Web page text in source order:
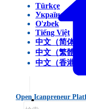
Türkçe
Українська
O'zbek
Tiếng Việt
中文（简体）
中文（繁體）
中文（香港）
Open Icanpreneur